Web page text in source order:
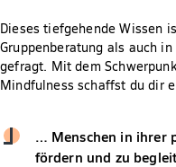
Dieses tiefgehende Wissen
Gruppenberatung als auch
gefragt. Mit dem
Mindfulness schaffst du dir
… Menschen in ihrer
fördern und zu